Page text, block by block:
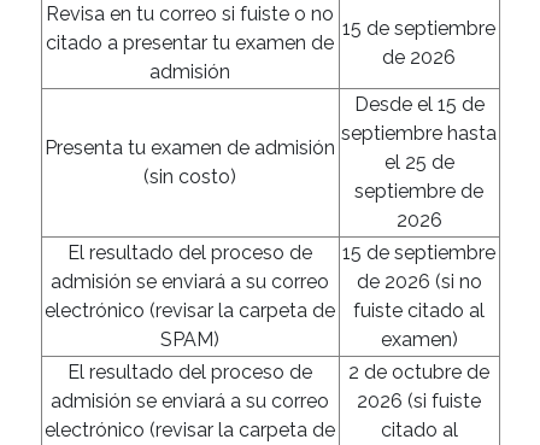
Revisa en tu correo si fuiste o no
citado a presentar tu examen de
admisión
15 de septiembre
de 2026
Presenta tu examen de admisión
(sin costo)
Desde el 15 de
septiembre hasta
el 25 de
septiembre de
2026
El resultado del proceso de
admisión se enviará a su correo
electrónico (revisar la carpeta de
SPAM)
15 de septiembre
de 2026 (si no
fuiste citado al
examen)
El resultado del proceso de
admisión se enviará a su correo
electrónico (revisar la carpeta de
2 de octubre de
2026 (si fuiste
citado al